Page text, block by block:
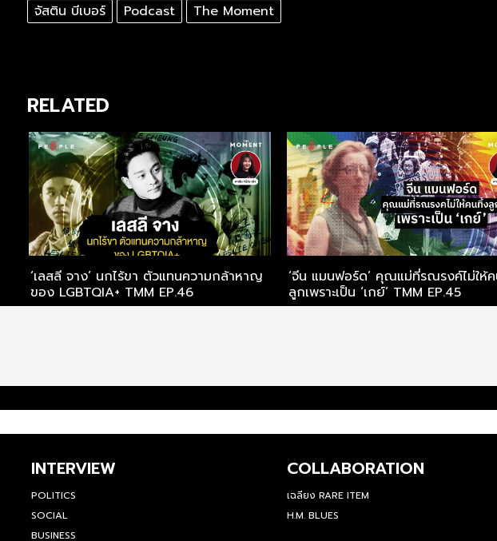
จัสติน บีเบอร์ Podcast The Moment
RELATED
‘เลสลี จาง’ นกไร้ขา ตัวแทนความกล้าหาญ
ของ LGBTQIA+ TMM EP.46
‘จีน แมนฟอร์ด’ คุณแม่ที่รณรงค์ไม่ให้
ลูกเพราะเป็น ‘เกย์’ TMM EP.45
INTERVIEW
POLITICS
SOCIAL
BUSINESS
COLLABORATION
เฉลียง RARE ITEM
H.M. BLUES